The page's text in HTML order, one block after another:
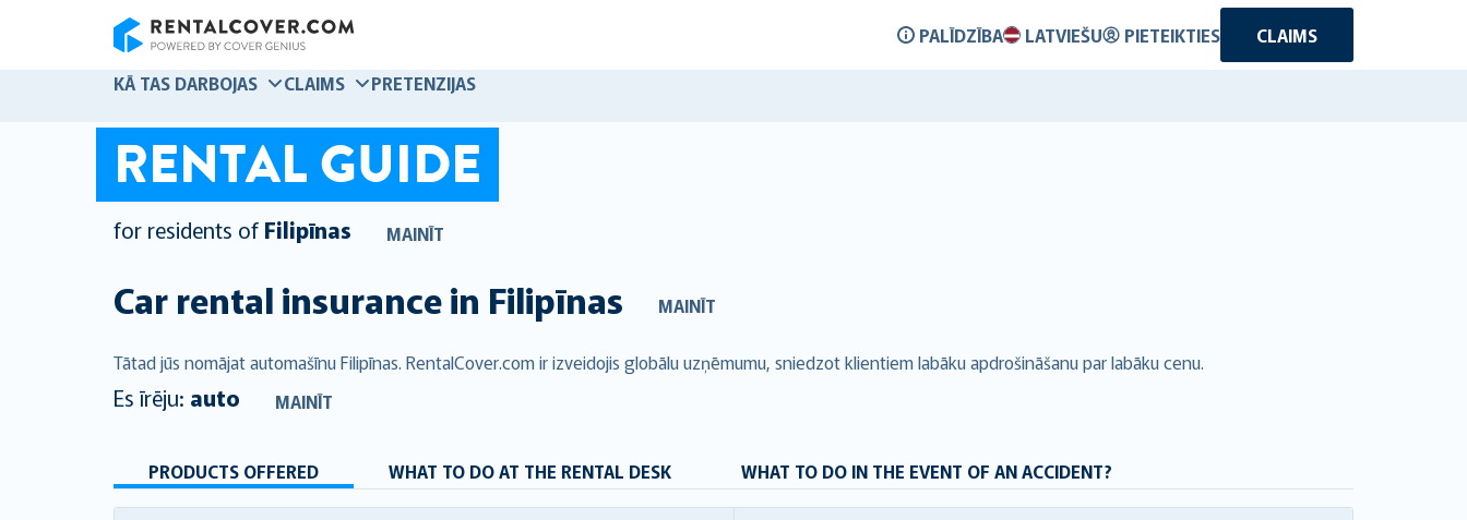
PALĪDZĪBA LATVIEŠU PIETEIKTIES
CLAIMS
KĀ TAS DARBOJAS
CLAIMS PRETENZIJAS
RENTAL GUIDE
for residents of Filipīnas MAINĪT
Car rental insurance in Filipīnas MAINĪT
Tātad jūs nomājat automašīnu Filipīnas. RentalCover.com ir izveidojis globālu uzņēmumu, sniedzot klientiem labāku apdrošināšanu par labāku cenu.
Es īrēju: auto MAINĪT
PRODUCTS OFFERED WHAT TO DO AT THE RENTAL DESK WHAT TO DO IN THE EVENT OF AN ACCIDENT?